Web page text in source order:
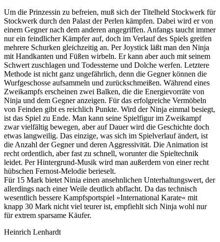
Um die Prinzessin zu befreien, muß sich der Titelheld Stockwerk für
Stockwerk durch den Palast der Perlen kämpfen. Dabei wird er von
einem Gegner nach dem anderen angegriffen. Anfangs taucht immer
nur ein feindlicher Kämpfer auf, doch im Verlauf des Spiels greifen
mehrere Schurken gleichzeitig an. Per Joystick läßt man den Ninja
mit Handkanten und Füßen wirbeln. Er kann aber auch mit seinem
Schwert zuschlagen und Todessterne und Dolche werfen. Letztere
Methode ist nicht ganz ungefährlich, denn die Gegner können die
Wurfgeschosse aufsammeln und zurückschmeißen. Während eines
Zweikampfs erscheinen zwei Balken, die die Energievorräte von
Ninja und dem Gegner anzeigen. Für das erfolgreiche Vermöbeln
von Feinden gibt es reichlich Punkte. Wird der Ninja einmal besiegt,
ist das Spiel zu Ende. Man kann seine Spielfigur im Zweikampf
zwar vielfältig bewegen, aber auf Dauer wird die Geschichte doch
etwas langweilig. Das einzige, was sich im Spielverlauf ändert, ist
die Anzahl der Gegner und deren Aggressivität. Die Animation ist
recht ordentlich, aber fast zu schnell, worunter die Spieltechnik
leidet. Per Hintergrund-Musik wird man außerdem von einer recht
hübschen Fernost-Melodie berieselt.
Für 15 Mark bietet Ninia einen ansehnlichen Unterhaltungswert, der
allerdings nach einer Weile deutlich abflacht. Da das technisch
wesentlich bessere Kampfsportspiel »International Karate« mit
knapp 30 Mark nicht viel teurer ist, empfiehlt sich Ninja wohl nur
für extrem sparsame Käufer.
Heinrich Lenhardt